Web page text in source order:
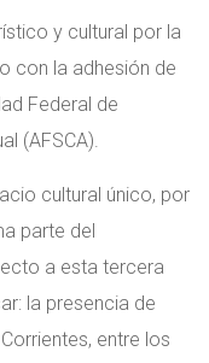
y cultural por la
con la adhesión de
Federal de
(AFSCA).
cultural único, por
parte del
a esta tercera
la presencia de
entre los